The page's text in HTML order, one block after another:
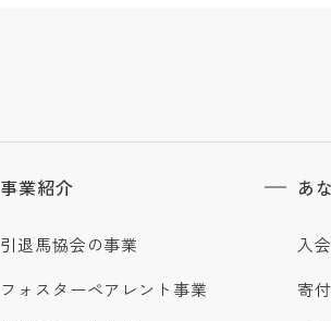
事業紹介
引退馬協会の事業
フォスターペアレント事業
あ
入
寄